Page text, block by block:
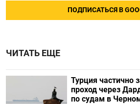
ПОДПИСАТЬСЯ В
ЧИТАТЬ ЕЩЕ
Турция частично
проход через
по судам в